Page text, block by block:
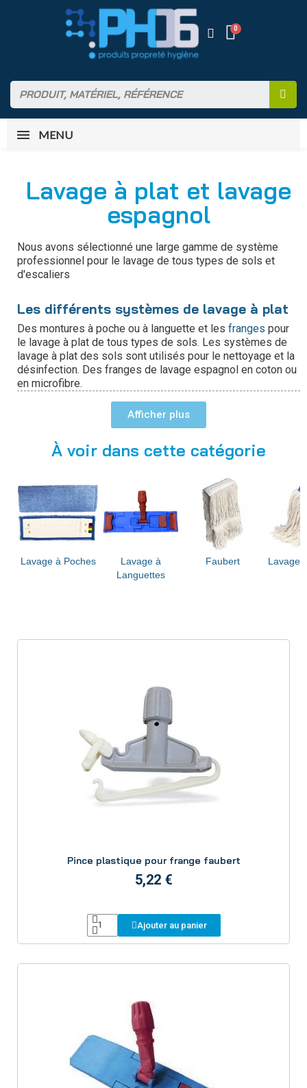
MENU
Lavage à plat et lavage
espagnol
Nous avons sélectionné une large gamme de système
professionnel pour le lavage de tous types de sols et
d'escaliers
Les différents systèmes de lavage à plat
Des montures à poche ou à languette et les franges pour
le lavage à plat de tous types de sols. Les systèmes de
lavage à plat des sols sont utilisés pour le nettoyage et la
désinfection. Des franges de lavage espagnol en coton ou
en microfibre.
Afficher
À voir dans cette catégorie
Lavage à Poches
Lavage à
Languettes
Faubert Lavage
Pince plastique pour frange faubert
5,22 €
Ajouter au panier